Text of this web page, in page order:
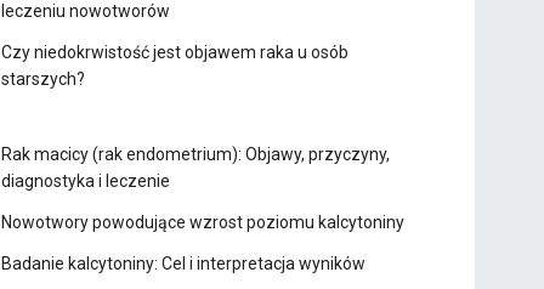
leczeniu nowotworów
Czy niedokrwistość jest objawem raka u osób
starszych?
Rak macicy (rak endometrium): Objawy, przyczyny,
diagnostyka i leczenie
Nowotwory powodujące wzrost poziomu kalcytoniny
Badanie kalcytoniny: Cel i interpretacja wyników